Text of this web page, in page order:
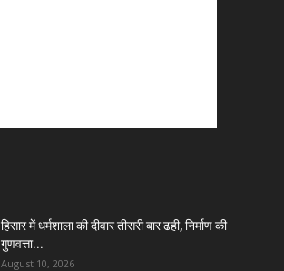
हिसार में धर्मशाला की दीवार तीसरी बार ढही, निर्माण की
गुणवत्ता...
August 10, 2026